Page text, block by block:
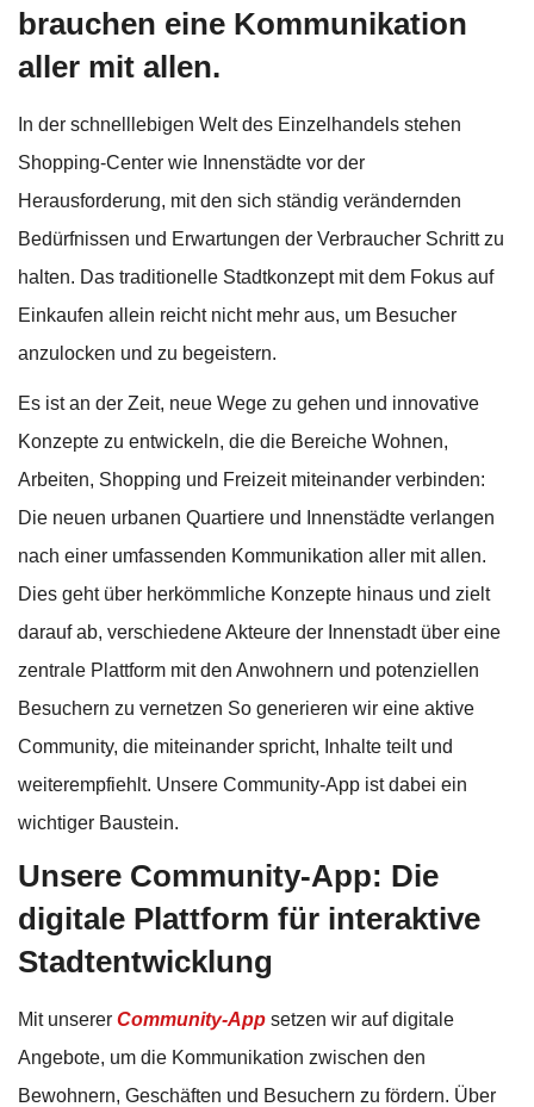
brauchen eine Kommunikation
aller mit allen.
In der schnelllebigen Welt des Einzelhandels stehen
Shopping-Center wie Innenstädte vor der
Herausforderung, mit den sich ständig verändernden
Bedürfnissen und Erwartungen der Verbraucher Schritt zu
halten. Das traditionelle Stadtkonzept mit dem Fokus auf
Einkaufen allein reicht nicht mehr aus, um Besucher
anzulocken und zu begeistern.
Es ist an der Zeit, neue Wege zu gehen und innovative
Konzepte zu entwickeln, die die Bereiche Wohnen,
Arbeiten, Shopping und Freizeit miteinander verbinden:
Die neuen urbanen Quartiere und Innenstädte verlangen
nach einer umfassenden Kommunikation aller mit allen.
Dies geht über herkömmliche Konzepte hinaus und zielt
darauf ab, verschiedene Akteure der Innenstadt über eine
zentrale Plattform mit den Anwohnern und potenziellen
Besuchern zu vernetzen So generieren wir eine aktive
Community, die miteinander spricht, Inhalte teilt und
weiterempfiehlt. Unsere Community-App ist dabei ein
wichtiger Baustein.
Unsere Community-App: Die
digitale Plattform für interaktive
Stadtentwicklung
Mit unserer Community-App setzen wir auf digitale
Angebote, um die Kommunikation zwischen den
Bewohnern, Geschäften und Besuchern zu fördern. Über